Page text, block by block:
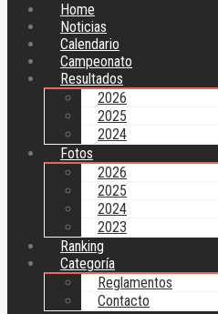
Home
Noticias
Calendario
Campeonato
Resultados
2026
2025
2024
Fotos
2026
2025
2024
2023
Ranking
Categoría
Reglamentos
Contacto